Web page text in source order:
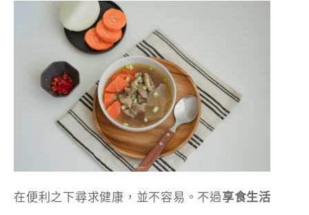
在便利之下尋求健康，並不容易。不過享食生活